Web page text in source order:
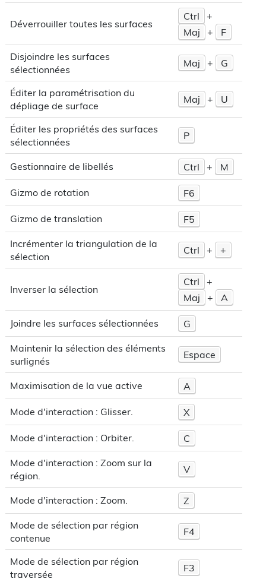
Déverrouiller toutes les surfaces
Ctrl
+
Maj
+ F
Disjoindre les surfaces
sélectionnées
Maj + G
Éditer la paramétrisation du
dépliage de surface
Maj + U
Éditer les propriétés des surfaces
sélectionnées
P
Gestionnaire de libellés Ctrl + M
Gizmo de rotation F6
Gizmo de translation F5
Incrémenter la triangulation de la
sélection
Ctrl + +
Inverser la sélection
Ctrl
+
Maj
+ A
Joindre les surfaces sélectionnées G
Maintenir la sélection des éléments
surlignés
Espace
Maximisation de la vue active A
Mode d'interaction : Glisser. X
Mode d'interaction : Orbiter. C
Mode d'interaction : Zoom sur la
région.
V
Mode d'interaction : Zoom. Z
Mode de sélection par région
contenue
F4
Mode de sélection par région
traversée
F3